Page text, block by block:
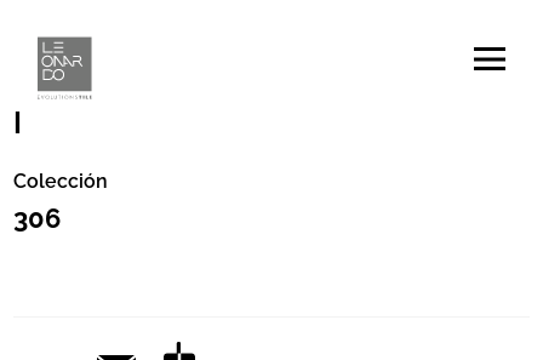
Código
|
Colección
306